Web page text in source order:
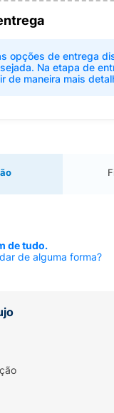
opções de entrega
Na etapa de
de maneira mais
de tudo.
de alguma forma?